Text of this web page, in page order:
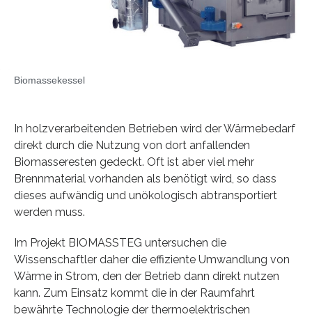
Biomassekessel
In holzverarbeitenden Betrieben wird der Wärmebedarf
direkt durch die Nutzung von dort anfallenden
Biomasseresten gedeckt. Oft ist aber viel mehr
Brennmaterial vorhanden als benötigt wird, so dass
dieses aufwändig und unökologisch abtransportiert
werden muss.
Im Projekt BIOMASSTEG untersuchen die
Wissenschaftler daher die effiziente Umwandlung von
Wärme in Strom, den der Betrieb dann direkt nutzen
kann. Zum Einsatz kommt die in der Raumfahrt
bewährte Technologie der thermoelektrischen